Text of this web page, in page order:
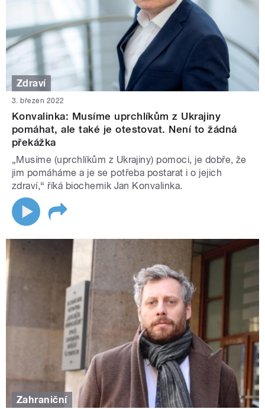
Zdraví
3. březen 2022
Konvalinka: Musíme uprchlíkům z Ukrajiny
pomáhat, ale také je otestovat. Není to žádná
překážka
„Musíme (uprchlíkům z Ukrajiny) pomoci, je dobře, že
jim pomáháme a je se potřeba postarat i o jejich
zdraví,“ říká biochemik Jan Konvalinka.
Zahraniční